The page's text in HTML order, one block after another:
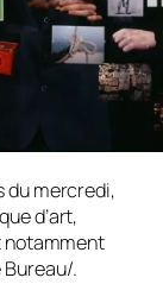
du mercredi,
d’art,
notamment
.